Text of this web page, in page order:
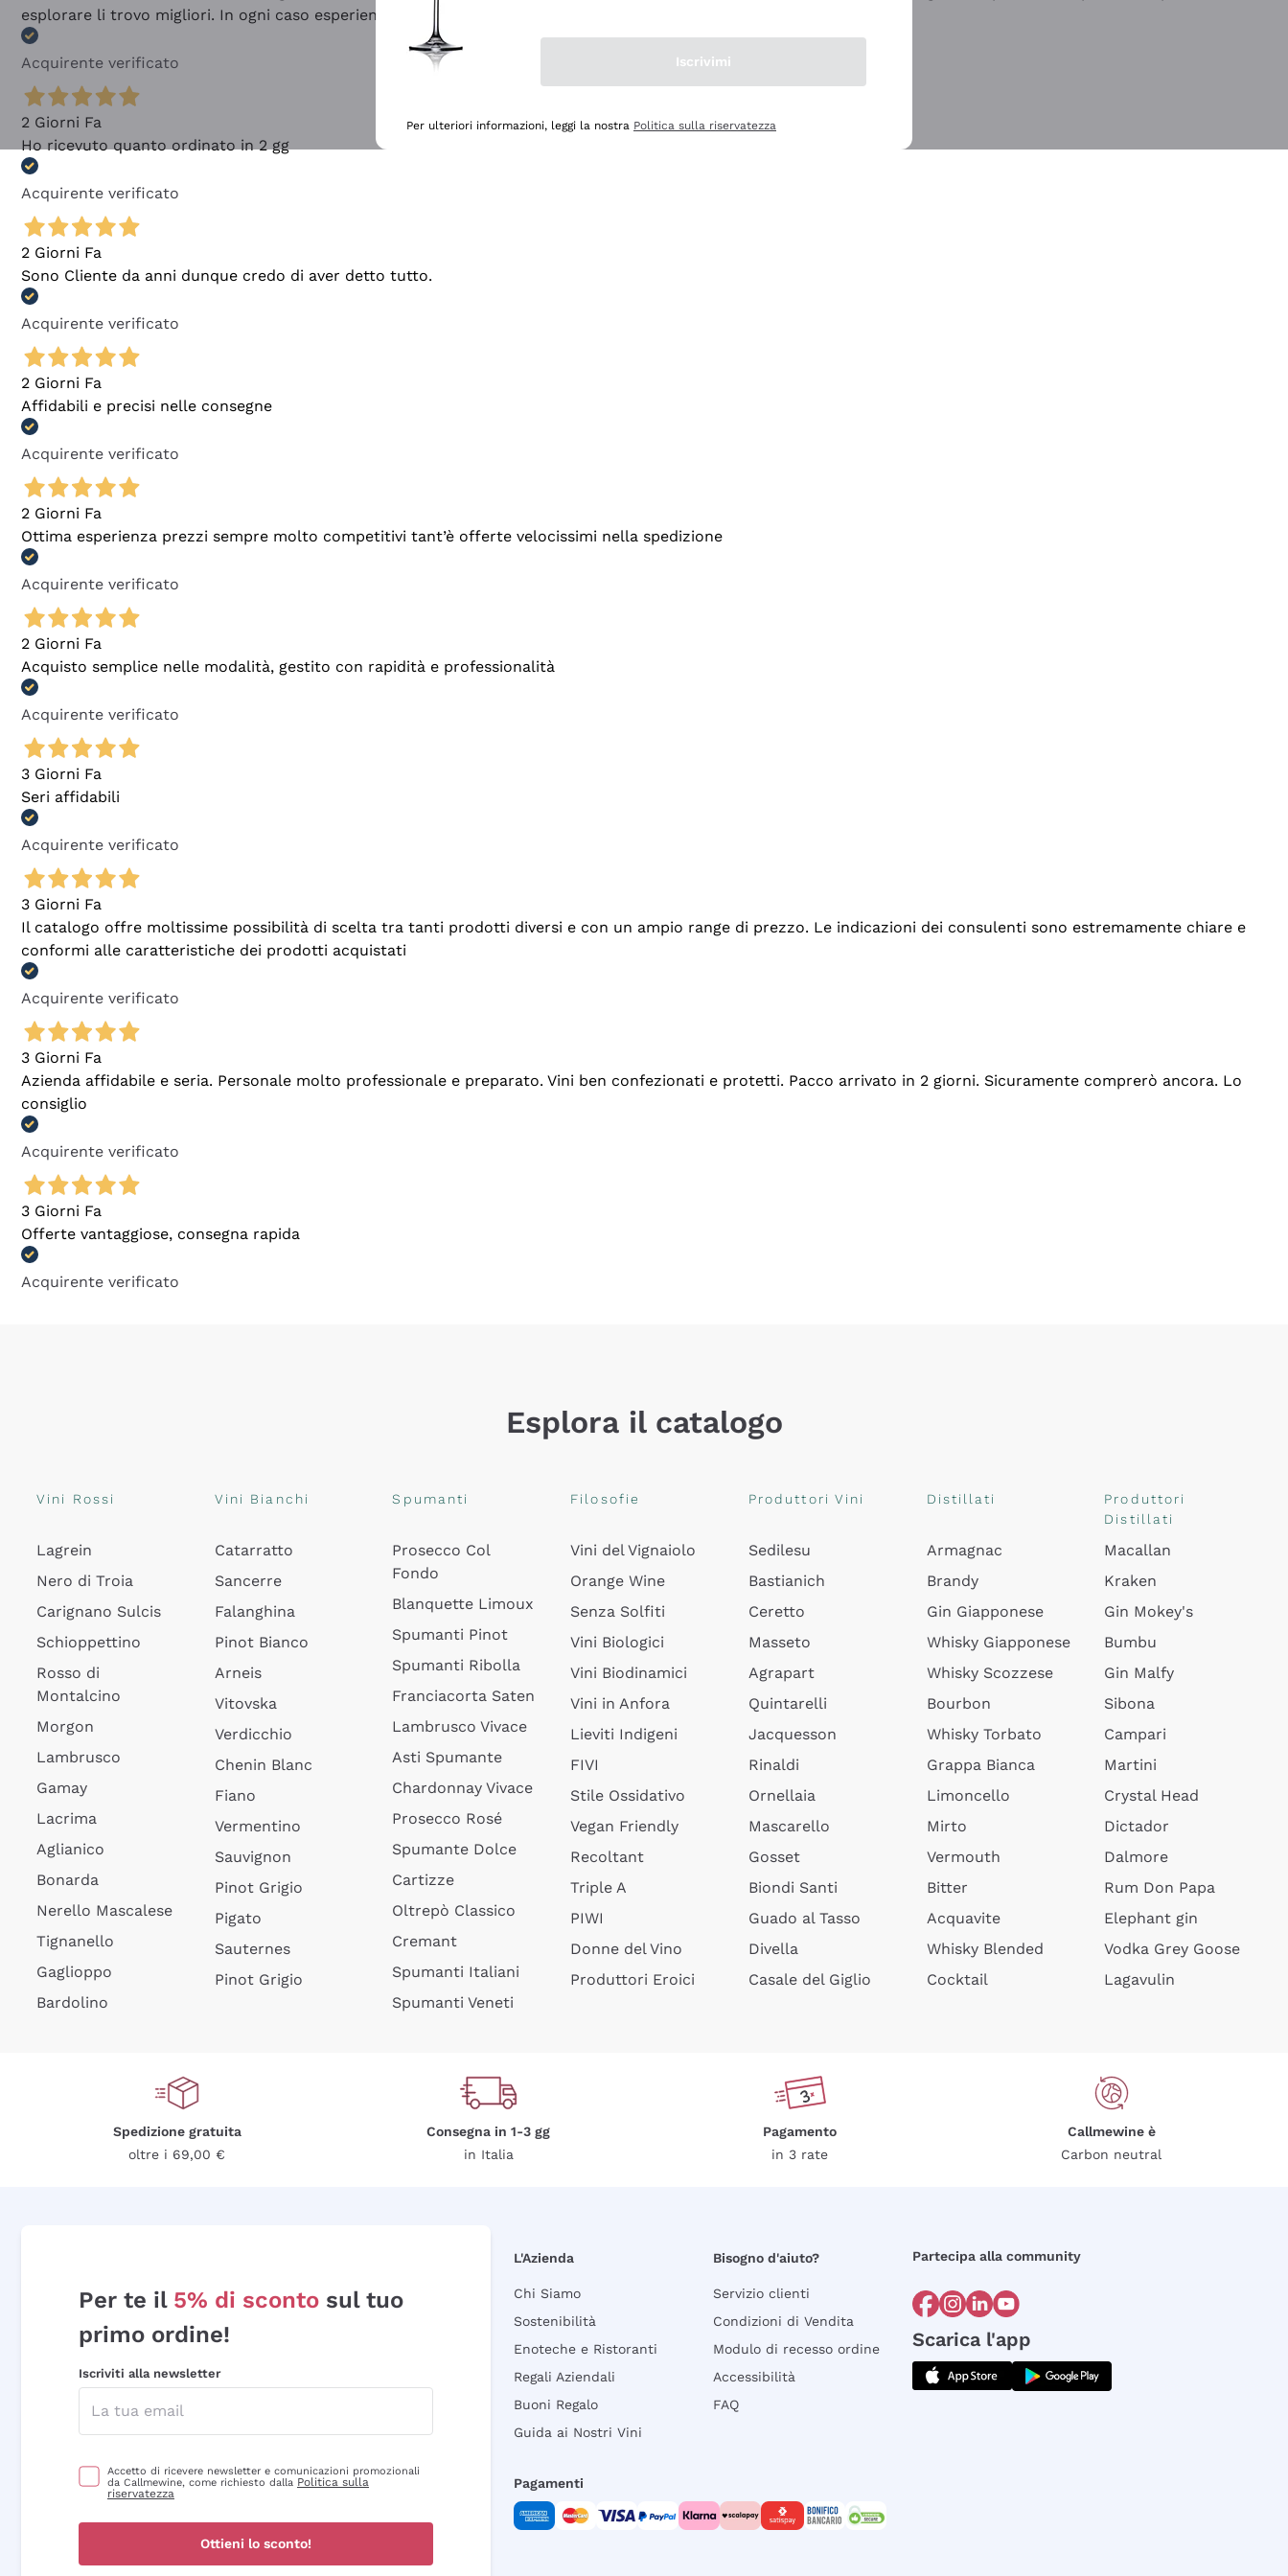
esplorare li trovo migliori. In ogni caso esperienza buona e lo consiglio! 👍
Acquirente verificato
2 Giorni Fa
Ho ricevuto quanto ordinato in 2 gg
Acquirente verificato
2 Giorni Fa
Sono Cliente da anni dunque credo di aver detto tutto.
Acquirente verificato
2 Giorni Fa
Affidabili e precisi nelle consegne
Acquirente verificato
2 Giorni Fa
Ottima esperienza prezzi sempre molto competitivi tant’è offerte velocissimi nella spedizione
Acquirente verificato
2 Giorni Fa
Acquisto semplice nelle modalità, gestito con rapidità e professionalità
Acquirente verificato
3 Giorni Fa
Seri affidabili
Acquirente verificato
3 Giorni Fa
Il catalogo offre moltissime possibilità di scelta tra tanti prodotti diversi e con un ampio range di prezzo. Le indicazioni dei consulenti sono estremamente chiare e
conformi alle caratteristiche dei prodotti acquistati
Acquirente verificato
3 Giorni Fa
Azienda affidabile e seria. Personale molto professionale e preparato. Vini ben confezionati e protetti. Pacco arrivato in 2 giorni. Sicuramente comprerò ancora. Lo
consiglio
Acquirente verificato
3 Giorni Fa
Offerte vantaggiose, consegna rapida
Acquirente verificato
Esplora il catalogo
Vini Rossi
Lagrein
Nero di Troia
Carignano Sulcis
Schioppettino
Rosso di
Montalcino
Morgon
Lambrusco
Gamay
Lacrima
Aglianico
Bonarda
Nerello Mascalese
Tignanello
Gaglioppo
Bardolino
Vini Bianchi
Catarratto
Sancerre
Falanghina
Pinot Bianco
Arneis
Vitovska
Verdicchio
Chenin Blanc
Fiano
Vermentino
Sauvignon
Pinot Grigio
Pigato
Sauternes
Pinot Grigio
Spumanti
Prosecco Col
Fondo
Blanquette Limoux
Spumanti Pinot
Spumanti Ribolla
Franciacorta Saten
Lambrusco Vivace
Asti Spumante
Chardonnay Vivace
Prosecco Rosé
Spumante Dolce
Cartizze
Oltrepò Classico
Cremant
Spumanti Italiani
Spumanti Veneti
Filosofie
Vini del Vignaiolo
Orange Wine
Senza Solfiti
Vini Biologici
Vini Biodinamici
Vini in Anfora
Lieviti Indigeni
FIVI
Stile Ossidativo
Vegan Friendly
Recoltant
Triple A
PIWI
Donne del Vino
Produttori Eroici
Produttori Vini
Sedilesu
Bastianich
Ceretto
Masseto
Agrapart
Quintarelli
Jacquesson
Rinaldi
Ornellaia
Mascarello
Gosset
Biondi Santi
Guado al Tasso
Divella
Casale del Giglio
Distillati
Armagnac
Brandy
Gin Giapponese
Whisky Giapponese
Whisky Scozzese
Bourbon
Whisky Torbato
Grappa Bianca
Limoncello
Mirto
Vermouth
Bitter
Acquavite
Whisky Blended
Cocktail
Produttori
Distillati
Macallan
Kraken
Gin Mokey's
Bumbu
Gin Malfy
Sibona
Campari
Martini
Crystal Head
Dictador
Dalmore
Rum Don Papa
Elephant gin
Vodka Grey Goose
Lagavulin
Spedizione gratuita
oltre i 69,00 €
Consegna in 1-3 gg
in Italia
Pagamento
in 3 rate
Callmewine è
Carbon neutral
Per te il 5% di sconto sul tuo
primo ordine!
Iscriviti alla newsletter
Accetto di ricevere newsletter e comunicazioni promozionali
da Callmewine, come richiesto dalla Politica sulla
riservatezza
Ottieni lo sconto!
L'Azienda
Chi Siamo
Sostenibilità
Enoteche e Ristoranti
Regali Aziendali
Buoni Regalo
Guida ai Nostri Vini
Bisogno d'aiuto?
Servizio clienti
Condizioni di Vendita
Modulo di recesso ordine
Accessibilità
FAQ
Partecipa alla community
Scarica l'app
Pagamenti
Iscrivimi
Per ulteriori informazioni, leggi la nostra Politica sulla riservatezza